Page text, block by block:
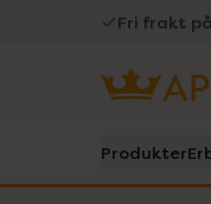
Fri frakt
Produkter